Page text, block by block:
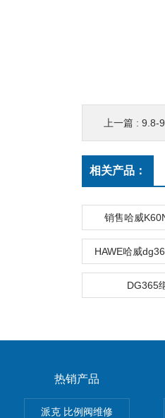
上一篇 : 9.8-
相关产品：
销售哈威
HAWE哈威
DG365
热销产品
派克 比例阀维修